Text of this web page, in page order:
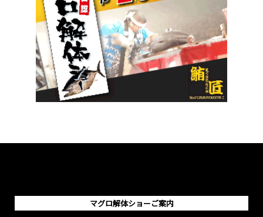
マグロ解体ショーご案内